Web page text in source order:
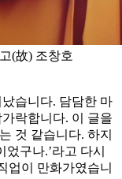
(故) 조창호
습니다. 담담한 마
락합니다. 이 글을
것 같습니다. 하지
구나.’라고 다시
업이 만화가였습니